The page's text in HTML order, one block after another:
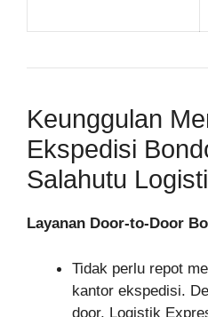
Keunggulan
Ekspedisi
Salahutu
Layanan Door-to-Door
Tidak perlu repot
kantor ekspedisi.
door, Logistik